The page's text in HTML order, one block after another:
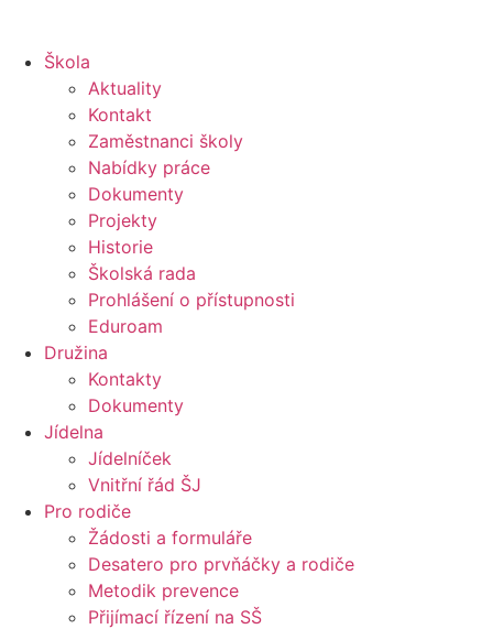
Škola
Aktuality
Kontakt
Zaměstnanci školy
Nabídky práce
Dokumenty
Projekty
Historie
Školská rada
Prohlášení o přístupnosti
Eduroam
Družina
Kontakty
Dokumenty
Jídelna
Jídelníček
Vnitřní řád ŠJ
Pro rodiče
Žádosti a formuláře
Desatero pro prvňáčky a rodiče
Metodik prevence
Přijímací řízení na SŠ